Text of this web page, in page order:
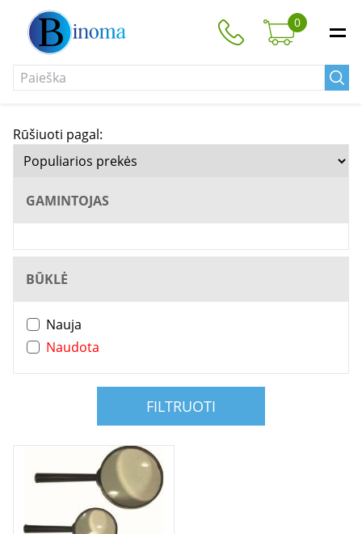
0
Rūšiuoti pagal:
GAMINTOJAS
BŪKLĖ
Nauja
Naudota
FILTRUOTI